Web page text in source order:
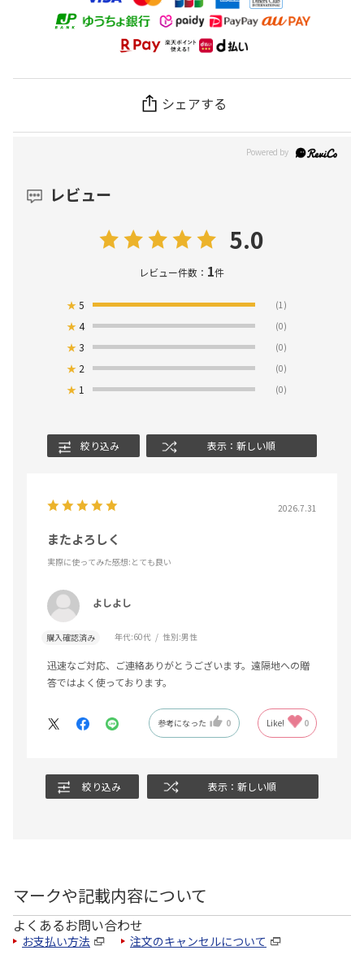
シェアする
レビュー
5.0
レビュー件数： 1件
★5 (1)
★4 (0)
★3 (0)
★ 2 (0)
★ 1 (0)
絞り込み 表示：新しい順
2026.7.31
またよろしく
実際に使ってみた感想:とても良い
よしよし
購入確認済み 年代:60代 性別:男性
迅速なご対応、ご連絡ありがとうございます。遠隔地への贈
答ではよく使っております。
参考になった 0 Like! 0
絞り込み 表示：新しい順
マークや記載内容について
よくあるお問い合わせ
お支払い方法 注文のキャンセルについて